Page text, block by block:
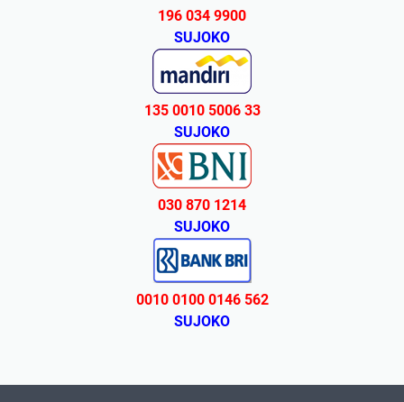
196 034 9900
SUJOKO
135 0010 5006 33
SUJOKO
030 870 1214
SUJOKO
0010 0100 0146 562
SUJOKO